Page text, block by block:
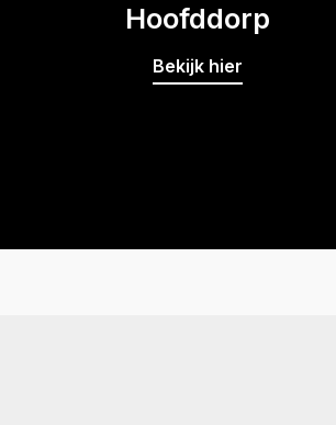
Hoofddorp
Bekijk hier